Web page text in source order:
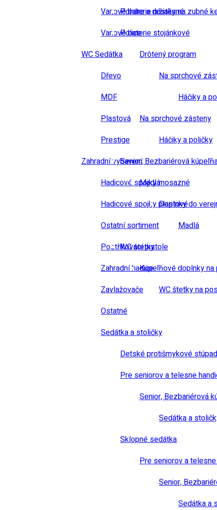
Vanové baterie nástěnné
Vanové baterie stojánkové
WC Sedátka
Dřevo
MDF
Plastová
Prestige
Zahradní vybavení
Hadicové spojky mosazné
Hadicové spojky plastové
Ostatní sortiment
Postřikovací pistole
Zahradní hadice
Zavlažovače
Poháre a držiaky na zubné
Police
Drôtený program
Na sprchové
Háčiky a
Na sprchové zásteny
Háčiky a poličky
Senior, Bezbariérová
Madlá
Doplnky do
Madlá
WC štetky
Kúpeľňové doplnky
WC štetky na
Ostatné
Sedátka a stoličky
Detské protišmykové
Pre seniorov a telesne
Senior, Bezbariérová
Sedátka a
Sklopné sedátka
Pre seniorov a
Senior,
Sedátka a